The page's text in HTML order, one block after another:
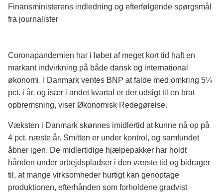
Finansministerens indledning og efterfølgende spørgsmål
fra journalister
Coronapandemien har i løbet af meget kort tid haft en
markant indvirkning på både dansk og international
økonomi. I Danmark ventes BNP at falde med omkring 5¼
pct. i år, og især i andet kvartal er der udsigt til en brat
opbremsning, viser Økonomisk Redegørelse.
Væksten i Danmark skønnes imidlertid at kunne nå op på
4 pct. næste år. Smitten er under kontrol, og samfundet
åbner igen. De midlertidige hjælpepakker har holdt
hånden under arbejdspladser i den værste tid og bidrager
til, at mange virksomheder hurtigt kan genoptage
produktionen, efterhånden som forholdene gradvist